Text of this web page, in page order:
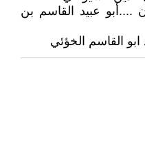
....أبو عبيد القاسم بن
ابو القاسم الخؤئي